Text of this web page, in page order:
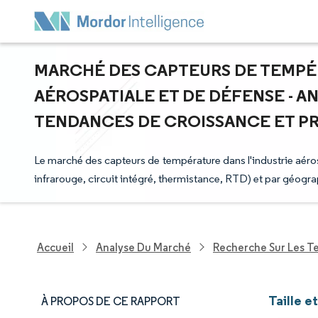
MARCHÉ DES CAPTEURS DE
AÉROSPATIALE ET DE DÉFENSE -
TENDANCES DE CROISSANCE ET
Le marché des capteurs de température dans l'industrie
infrarouge, circuit intégré, thermistance, RTD) et par
Accueil Analyse Du Marché Recherche Sur Les
À PROPOS DE CE RAPPORT Taille